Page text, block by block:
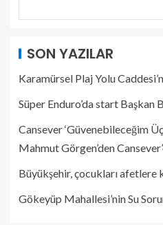
SON YAZILAR
Karamürsel Plaj Yolu
Süper Enduro’da start Başkan
Cansever ‘Güvenebileceğim
Mahmut Görgen’den
Büyükşehir, çocukları afetlere
Gökeyüp Mahallesi’nin Su